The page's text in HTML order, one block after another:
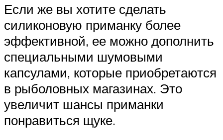
Если же вы хотите сделать
силиконовую приманку более
эффективной, ее можно дополнить
специальными шумовыми
капсулами, которые приобретаются
в рыболовных магазинах. Это
увеличит шансы приманки
понравиться щуке.